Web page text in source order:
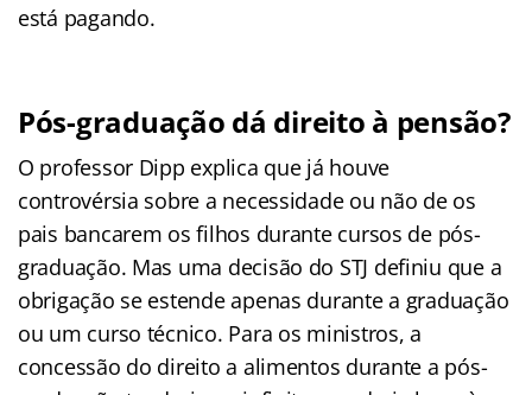
está pagando.
Pós-graduação dá direito à pensão?
O professor Dipp explica que já houve
controvérsia sobre a necessidade ou não de os
pais bancarem os filhos durante cursos de pós-
graduação. Mas uma decisão do STJ definiu que a
obrigação se estende apenas durante a graduação
ou um curso técnico. Para os ministros, a
concessão do direito a alimentos durante a pós-